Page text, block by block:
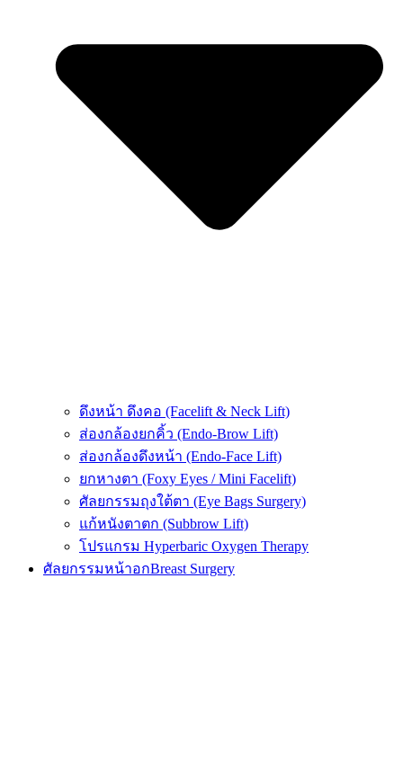
ดึงหน้า ดึงคอ (Facelift & Neck Lift)
ส่องกล้องยกคิ้ว (Endo-Brow Lift)
ส่องกล้องดึงหน้า (Endo-Face Lift)
ยกหางตา (Foxy Eyes / Mini Facelift)
ศัลยกรรมถุงใต้ตา (Eye Bags Surgery)
แก้หนังตาตก (Subbrow Lift)
โปรแกรม Hyperbaric Oxygen Therapy
ศัลยกรรมหน้าอกBreast Surgery